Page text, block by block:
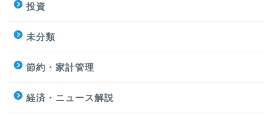
投資
未分類
節約・家計管理
経済・ニュース解説